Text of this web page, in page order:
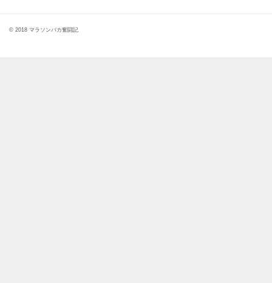
© 2018 マラソンバカ奮闘記